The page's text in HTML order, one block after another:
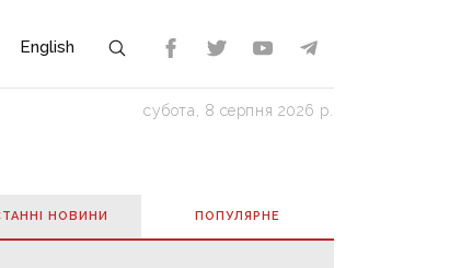
English
субота, 8 серпня 2026 р.
НОВИНИ ПОПУЛЯРНE